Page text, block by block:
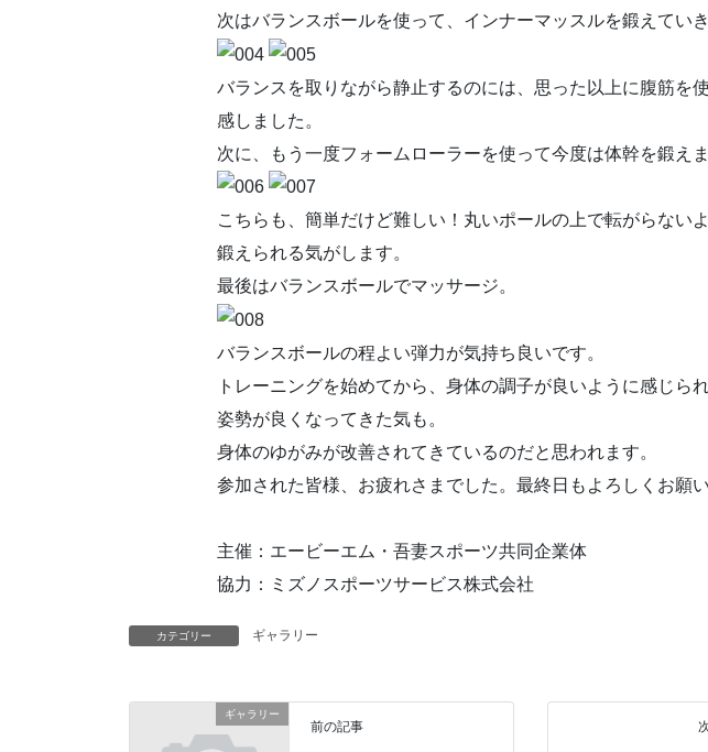
次はバランスボールを使って、インナーマッスルを鍛えていき
バランスを取りながら静止するのには、思った以上に腹筋を
感しました。
次に、もう一度フォームローラーを使って今度は体幹を鍛えま
こちらも、簡単だけど難しい！丸いポールの上で転がらない
鍛えられる気がします。
最後はバランスボールでマッサージ。
バランスボールの程よい弾力が気持ち良いです。
トレーニングを始めてから、身体の調子が良いように感じられ
姿勢が良くなってきた気も。
身体のゆがみが改善されてきているのだと思われます。
参加された皆様、お疲れさまでした。最終日もよろしくお願い
主催：エービーエム・吾妻スポーツ共同企業体
協力：ミズノスポーツサービス株式会社
カテゴリー ギャラリー
ギャラリー
前の記事